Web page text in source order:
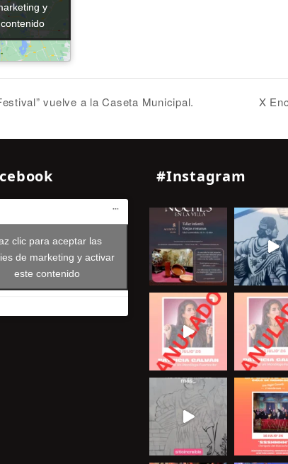
y
y
vuelve a la Caseta Municipal. X
clic para aceptar las
de marketing y activar
este contenido
#Instagram